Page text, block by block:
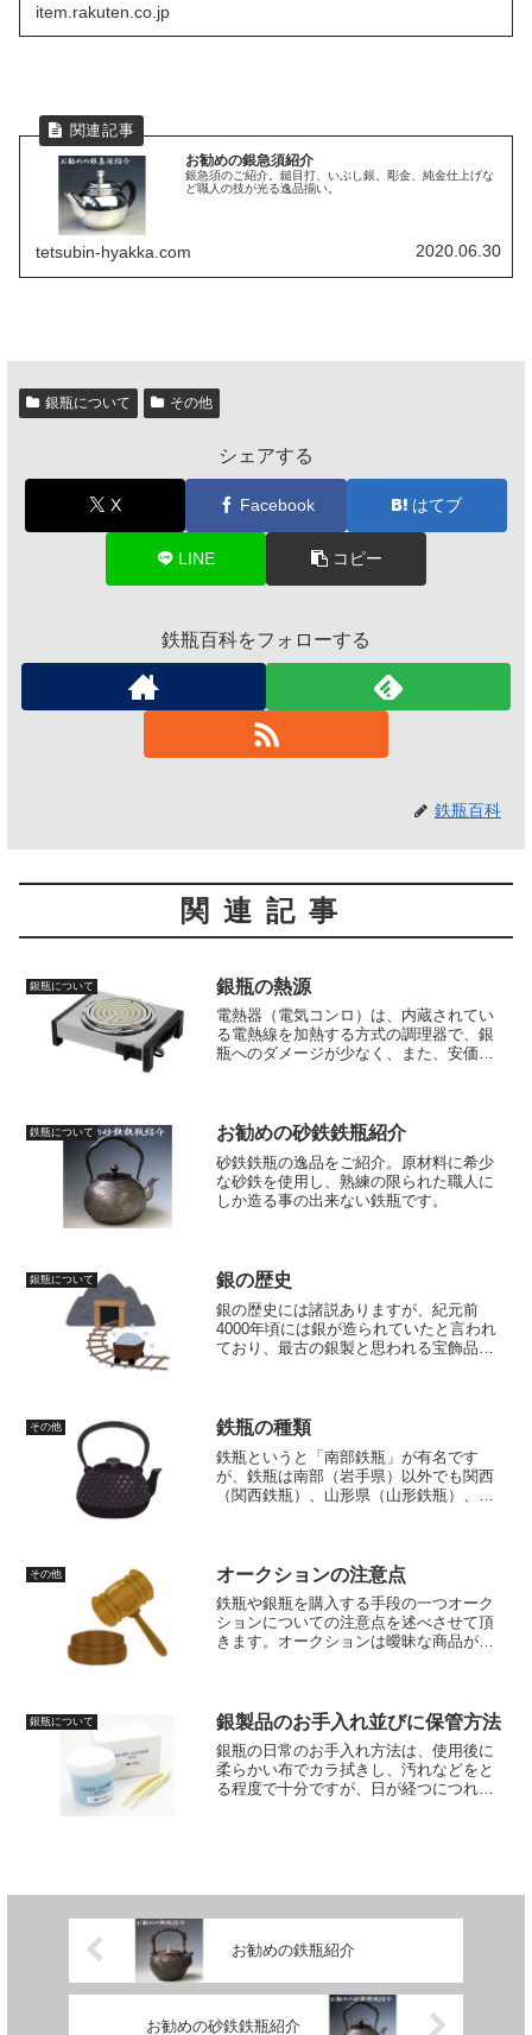
item.rakuten.co.jp
お勧めの銀急須紹介
銀急須のご紹介。鎚目打、いぶし銀、彫金、純金仕上げな
ど職人の技が光る逸品揃い。
tetsubin-hyakka.com 2020.06.30
銀瓶について その他
シェアする
X Facebook はてブ
LINE コピー
鉄瓶百科をフォローする
鉄瓶百科
関連記事
銀瓶について 銀瓶の熱源
電熱器（電気コンロ）は、内蔵されてい
る電熱線を加熱する方式の調理器で、銀
瓶へのダメージが少なく、また、安価で
た物もあります。
鉄瓶について お勧めの砂鉄鉄瓶紹介
砂鉄鉄瓶の逸品をご紹介。原材料に希少
な砂鉄を使用し、熟練の限られた職人に
しか造る事の出来ない鉄瓶です。
銀瓶について 銀の歴史
銀の歴史には諸説ありますが、紀元前
4000年頃には銀が造られていたと言われ
ており、最古の銀製と思われる宝飾品が
として取り扱われていました。
その他 鉄瓶の種類
鉄瓶というと「南部鉄瓶」が有名です
が、鉄瓶は南部（岩手県）以外でも関西
（関西鉄瓶）、山形県（山形鉄瓶）、栃
り、産地それぞれの特徴や歴史がありま
す。
その他 オークションの注意点
鉄瓶や銀瓶を購入する手段の一つオーク
ションについての注意点を述べさせて頂
きます。オークションは曖昧な商品が非
銀瓶について 銀製品のお手入れ並びに保管方法
銀瓶の日常のお手入れ方法は、使用後に
柔らかい布でカラ拭きし、汚れなどをと
る程度で十分ですが、日が経つにつれて
お勧めの鉄瓶紹介
お勧めの砂鉄鉄瓶紹介